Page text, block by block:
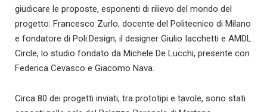
giudicare le proposte, esponenti di rilievo del mondo del
progetto: Francesco Zurlo, docente del Politecnico di Milano
e fondatore di Poli.Design, il designer Giulio Iacchetti e AMDL
Circle, lo studio fondato da Michele De Lucchi, presente con
Federica Cevasco e Giacomo Nava.
Circa 80 dei progetti inviati, tra prototipi e tavole, sono stati